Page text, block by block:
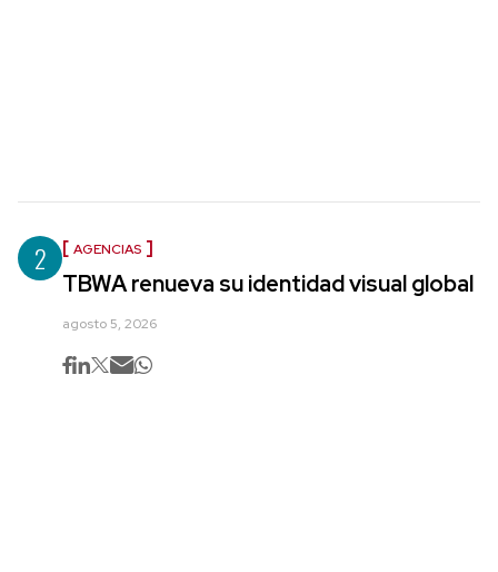
2 AGENCIAS
TBWA renueva su identidad visual global
agosto 5, 2026